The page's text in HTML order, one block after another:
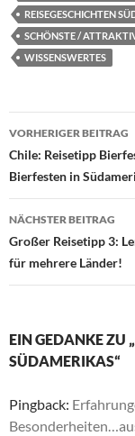
REISEGESCHICHTEN
SCHÖNSTE /
WISSENSWERTES
VORHERIGER BEITRAG
Chile: Reisetipp
Bierfesten in
NÄCHSTER BEITRAG
Großer Reisetipp 3:
für mehrere Länder!
EIN GEDANKE ZU
SÜDAMERIKAS“
Pingback: